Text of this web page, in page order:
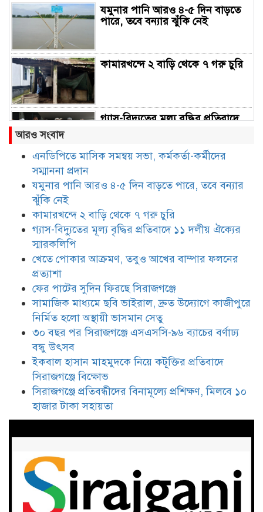
যমুনার পানি আরও ৪-৫ দিন বাড়তে
পারে, তবে বন্যার ঝুঁকি নেই
কামারখন্দে ২ বাড়ি থেকে ৭ গরু চুরি
গ্যাস-বিদ্যুতের মূল্য বৃদ্ধির প্রতিবাদে
বাম্পার ফলনের প্রত্যাশা
ফের পাটের সুদিন ফিরছে সিরাজগঞ্জে
সামাজিক মাধ্যমে ছবি ভাইরাল, দ্রুত
উদ্যোগে কাজীপুরে নির্মিত হলো
অস্থায়ী ভাসমান সেতু
৩০ বছর পর সিরাজগঞ্জে এসএসসি-৯৬
ইকবাল হাসান মাহমুদকে নিয়ে
কটূক্তির প্রতিবাদে সিরাজগঞ্জে বিক্ষোভ
আরও সংবাদ
এনডিপিতে মাসিক সমন্বয় সভা, কর্মকর্তা-কর্মীদের
সম্মাননা প্রদান
যমুনার পানি আরও ৪-৫ দিন বাড়তে পারে, তবে বন্যার
ঝুঁকি নেই
কামারখন্দে ২ বাড়ি থেকে ৭ গরু চুরি
গ্যাস-বিদ্যুতের মূল্য বৃদ্ধির প্রতিবাদে ১১ দলীয় ঐক্যের
স্মারকলিপি
খেতে পোকার আক্রমণ, তবুও আখের বাম্পার ফলনের
প্রত্যাশা
ফের পাটের সুদিন ফিরছে সিরাজগঞ্জে
সামাজিক মাধ্যমে ছবি ভাইরাল, দ্রুত উদ্যোগে কাজীপুরে
নির্মিত হলো অস্থায়ী ভাসমান সেতু
৩০ বছর পর সিরাজগঞ্জে এসএসসি-৯৬ ব্যাচের বর্ণাঢ্য
বন্ধু উৎসব
ইকবাল হাসান মাহমুদকে নিয়ে কটূক্তির প্রতিবাদে
সিরাজগঞ্জে বিক্ষোভ
সিরাজগঞ্জে প্রতিবন্ধীদের বিনামূল্যে প্রশিক্ষণ, মিলবে ১০
হাজার টাকা সহায়তা